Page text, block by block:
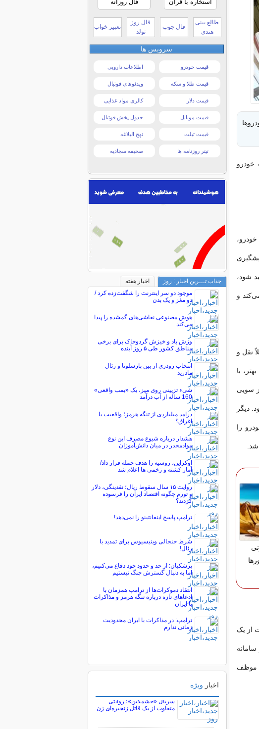
خودرو
شود،
و
نقل و
با
سویی
دیگر
را
از یک
موظف
استخاره با قرآن فال روزانه
طالع بینی
هندی
فال چوب
فال روز
تولد
تعبیر خواب
سرویس ها
قیمت خودرو اطلاعات دارویی
قیمت طلا و سکه ویدئوهای فوتبال
قیمت دلار کالری مواد غذایی
قیمت موبایل جدول پخش فوتبال
قیمت تبلت نهج البلاغه
تیتر روزنامه ها صحیفه سجادیه
جذاب تـــرین اخبار : روز
اخبار هفته
موجود دو سر اینترنت را شگفت‌زده کرد /
دو مغز و یک بدن
هوش مصنوعی نقاشی‌های گمشده را پیدا
می‌کند
وزش باد و خیزش گردوخاک برای برخی
مناطق کشور طی ۵ روز آینده
انتخاب رودری از بین بارسلونا و رئال
مادرید
شیء تزیینی روی میز، یک «بمب واقعی»
160 ساله از آب درآمد
درآمد میلیاردی از تنگه هرمز؛ واقعیت یا
اغراق؟
هشدار درباره شیوع مصرف این نوع
موادمخدر در میان دانش‌آموزان
اوکراین، روسیه را هدف حمله قرار داد/
آمار کشته و زخمی ها اعلام شد
روایت ۱۵ سال سقوط ریال؛ نقدینگی، دلار
و تورم چگونه اقتصاد ایران را فرسوده
کردند؟
ترامپ پاسخ اینفانتینو را نمی‌دهد!
شرط جنجالی وینیسیوس برای تمدید با
رئال!
پزشکیان: از حد و حدود خود دفاع می‌کنیم،
اما به دنبال گسترش جنگ نیستیم
انتقاد دموکرات‌ها از ترامپ همزمان با
ادعاهای تازه درباره تنگه هرمز و مذاکرات
با ایران
ترامپ: در مذاکرات با ایران محدودیت
زمانی ندارم
اخبار ویژه
پربیننده های خبر
سریال «خشمگین»؛ روایتی
متفاوت از یک قاتل زنجیره‌ای زن